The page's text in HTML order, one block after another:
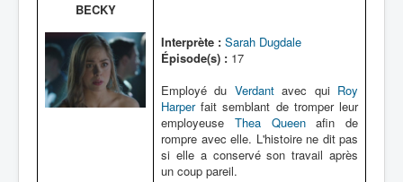
BECKY
Interprète : Sarah Dugdale
Épisode(s) : 17
Employé du Verdantavec qui Roy
Harperfait semblant de tromper leur
employeuse Thea Queenafin de
rompre avec elle. L'histoire ne dit pas
si elle a conservé son travail après
un coup pareil.